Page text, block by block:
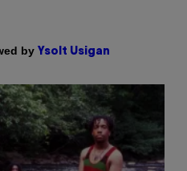
by Ysolt Usigan